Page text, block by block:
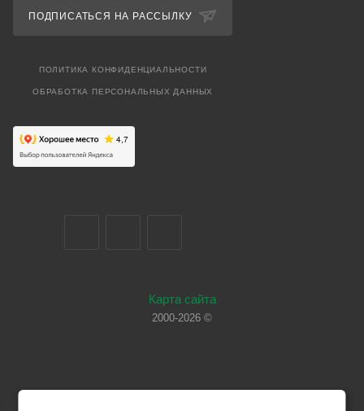
ПОДПИСАТЬСЯ НА РАССЫЛКУ
ПОЛИТИКА КОНФИДЕНЦИАЛЬНОСТИ
ОБРАБОТКА ПЕРСОНАЛЬНЫХ ДАННЫХ
Карта сайта
2000-2026 ©